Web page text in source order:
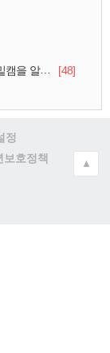
알아보자
[48]
정
보호정책
▲